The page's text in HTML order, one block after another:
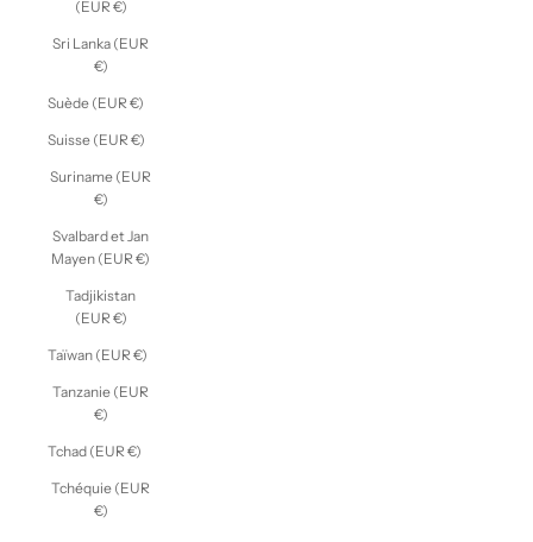
(EUR €)
Sri Lanka (EUR
€)
Suède (EUR €)
Suisse (EUR €)
Suriname (EUR
€)
Svalbard et Jan
Mayen (EUR €)
Tadjikistan
(EUR €)
Taïwan (EUR €)
Tanzanie (EUR
€)
Tchad (EUR €)
Tchéquie (EUR
€)